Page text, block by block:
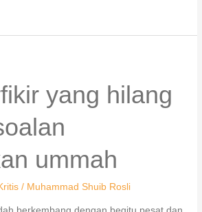
yang hilang
ummah
/ Muhammad Shuib Rosli